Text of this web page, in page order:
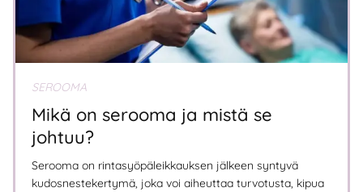
SEROOMA
Mikä on serooma ja mistä se
johtuu?
Serooma on rintasyöpäleikkauksen jälkeen syntyvä
kudosnestekertymä, joka voi aiheuttaa turvotusta, kipua